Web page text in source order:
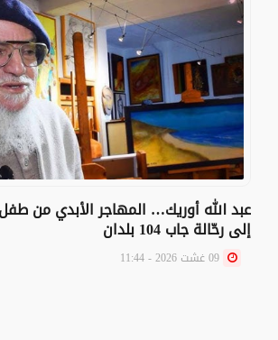
عبد الله أوريك… المهاجر الأبدي من طفل
إلى رحّالة جاب 104 بلدان